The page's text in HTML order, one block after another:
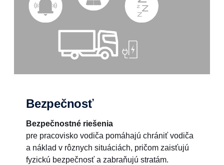
Bezpečnosť
Bezpečnostné riešenia
pre pracovisko vodiča pomáhajú chrániť vodiča
a náklad v rôznych situáciách, pričom zaisťujú
fyzickú bezpečnosť a zabraňujú stratám.